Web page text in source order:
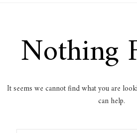
Nothing
It seems we cannot find what you are
can help.